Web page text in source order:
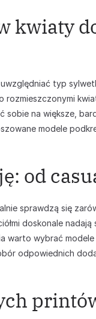
kwiaty
typ
rozmieszczonymi
sobie na większe,
modele
od
sprawdzą się
doskonale nadają
warto wybrać
odpowiednich